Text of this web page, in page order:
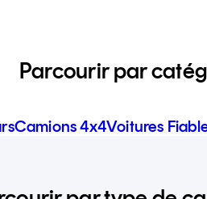
Parcourir par
Camions 4x4Voitures